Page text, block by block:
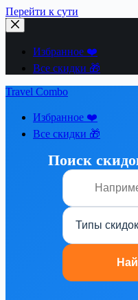
Перейти к сути
Избранное ❤️
Все скидки 🎁
Travel Combo
Избранное ❤️
Все скидки 🎁
Поиск